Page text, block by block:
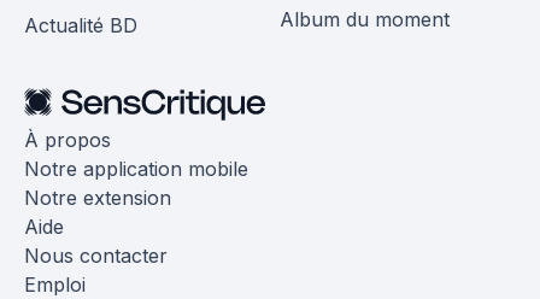
Actualité BD
Album du moment
À propos
Notre application mobile
Notre extension
Aide
Nous contacter
Emploi